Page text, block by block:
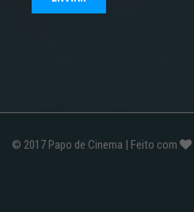
© 2017 Papo de Cinema | Feito com